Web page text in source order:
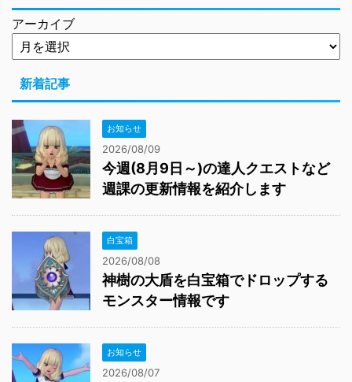
アーカイブ
新着記事
お知らせ
2026/08/09
今週(8月9日～)の達人クエストなど
週課の更新情報を紹介します
白宝箱
2026/08/08
神樹の大盾を白宝箱でドロップする
モンスター情報です
お知らせ
2026/08/07